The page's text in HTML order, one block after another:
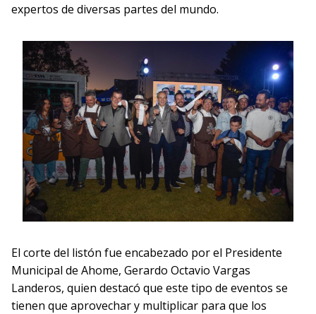
expertos de diversas partes del mundo.
El corte del listón fue encabezado por el Presidente
Municipal de Ahome, Gerardo Octavio Vargas
Landeros, quien destacó que este tipo de eventos se
tienen que aprovechar y multiplicar para que los